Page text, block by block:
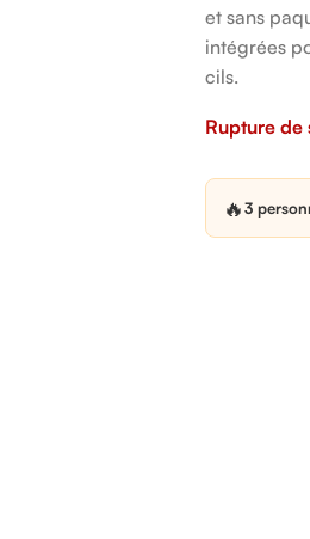
et sans
intégrées
cils.
Rupture de
🔥3